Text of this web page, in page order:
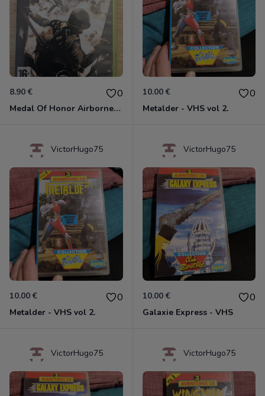
8.90 € 0
Medal Of Honor Airborne Xbox 360
10.00 € 0
Metalder - VHS vol 2.
VictorHugo75
10.00 € 0
Metalder - VHS vol 2.
VictorHugo75
10.00 € 0
Galaxie Express - VHS
VictorHugo75 VictorHugo75